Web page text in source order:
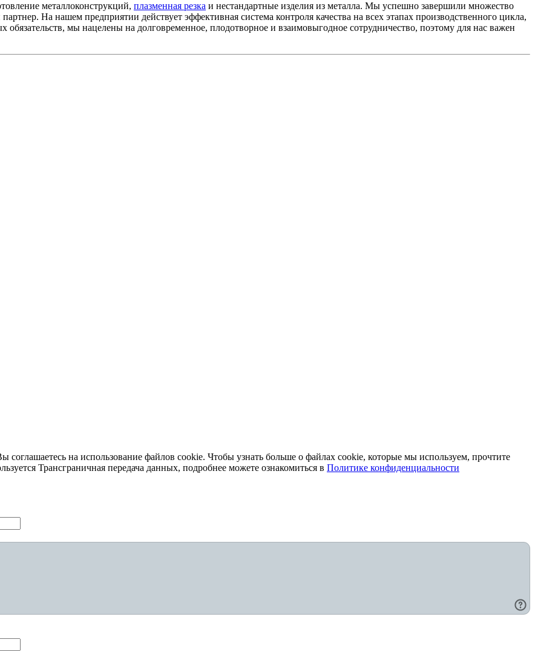
металлоконструкций, плазменная резка и нестандартные изделия из металла. Мы успешно завершили множество
На нашем предприятии действует эффективная система контроля качества на всех этапах производственного цикла,
мы нацелены на долговременное, плодотворное и взаимовыгодное сотрудничество, поэтому для нас важен
на использование файлов cookie. Чтобы узнать больше о файлах cookie, которые мы используем, прочтите
Трансграничная передача данных, подробнее можете ознакомиться в Политике конфиденциальности